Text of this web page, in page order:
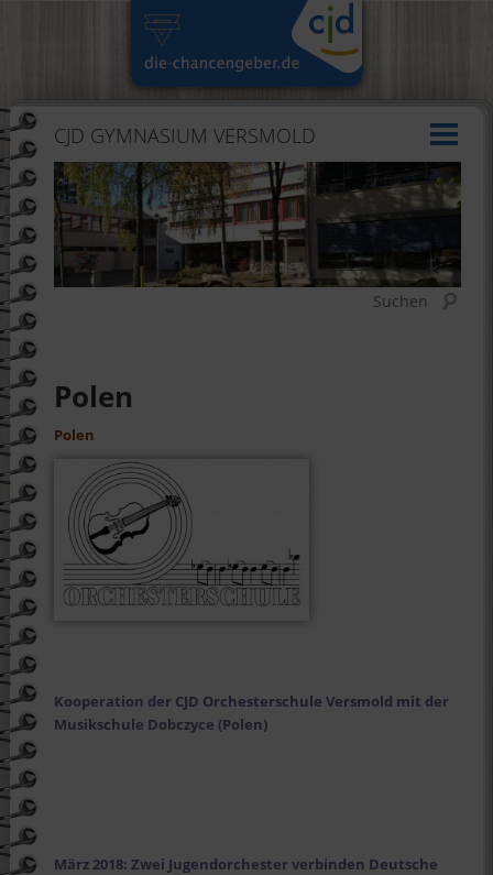
CJD GYMNASIUM VERSMOLD
Polen
Polen
Kooperation der CJD Orchesterschule Versmold mit der
Musikschule Dobczyce (Polen)
März 2018: Zwei Jugendorchester verbinden Deutsche